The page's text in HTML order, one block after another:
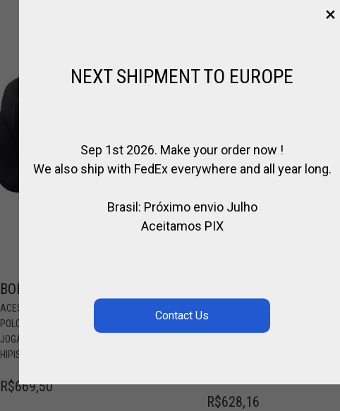
BOLSA DE SELA
ACESSÓRIOS / HIPISMO
POLO
JOGADOR
HIPISMO
R$669,50
PLÁSTICO PARA CAVALO
R$628,16
NEXT SHIPMENT TO EUROPE
Sep 1st 2026. Make your order now !
We also ship with FedEx everywhere and all year long.
Brasil: Próximo envio Julho
Aceitamos PIX